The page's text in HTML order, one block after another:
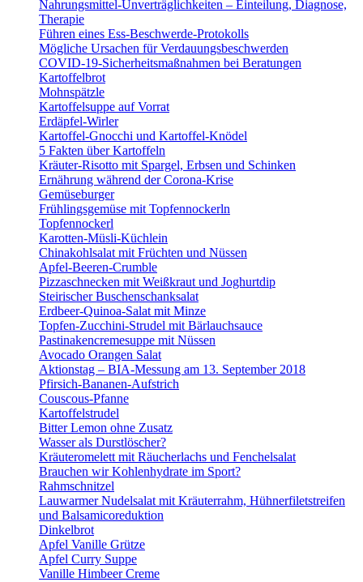
Nahrungsmittel-Unverträglichkeiten – Einteilung, Diagnose,
Therapie
Führen eines Ess-Beschwerde-Protokolls
Mögliche Ursachen für Verdauungsbeschwerden
COVID-19-Sicherheitsmaßnahmen bei Beratungen
Kartoffelbrot
Mohnspätzle
Kartoffelsuppe auf Vorrat
Erdäpfel-Wirler
Kartoffel-Gnocchi und Kartoffel-Knödel
5 Fakten über Kartoffeln
Kräuter-Risotto mit Spargel, Erbsen und Schinken
Ernährung während der Corona-Krise
Gemüseburger
Frühlingsgemüse mit Topfennockerln
Topfennockerl
Karotten-Müsli-Küchlein
Chinakohlsalat mit Früchten und Nüssen
Apfel-Beeren-Crumble
Pizzaschnecken mit Weißkraut und Joghurtdip
Steirischer Buschenschanksalat
Erdbeer-Quinoa-Salat mit Minze
Topfen-Zucchini-Strudel mit Bärlauchsauce
Pastinakencremesuppe mit Nüssen
Avocado Orangen Salat
Aktionstag – BIA-Messung am 13. September 2018
Pfirsich-Bananen-Aufstrich
Couscous-Pfanne
Kartoffelstrudel
Bitter Lemon ohne Zusatz
Wasser als Durstlöscher?
Kräuteromelett mit Räucherlachs und Fenchelsalat
Brauchen wir Kohlenhydrate im Sport?
Rahmschnitzel
Lauwarmer Nudelsalat mit Kräuterrahm, Hühnerfiletstreifen
und Balsamicoreduktion
Dinkelbrot
Apfel Vanille Grütze
Apfel Curry Suppe
Vanille Himbeer Creme